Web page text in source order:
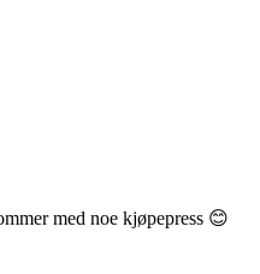
med noe kjøpepress 😊